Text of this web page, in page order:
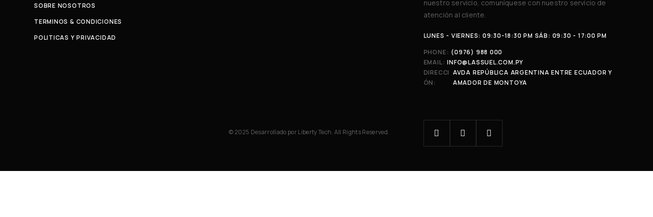
SOBRE NOSOTROS
TERMINOS & CONDICIONES
POLITICAS Y PRIVACIDAD
nuestro servicio, comuníquese con nuestro servicio de
atención al cliente.
LUNES - VIERNES: 09:30-18:30 PM SÁB: 09:30 - 17:00 PM
PHONE: (0976) 988 000
EMAIL: INFO@LASSUEL.COM.PY
DIRECCI
ÓN:
AVDA REPÚBLICA ARGENTINA ENTRE ECUADOR Y
AMADOR DE MONTOYA
© 2025 Desarrollado por Liberty Tech. All Rights Reserved.